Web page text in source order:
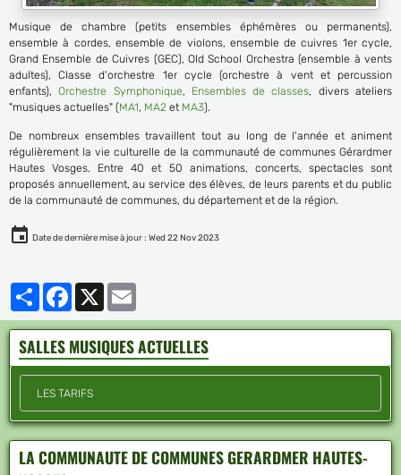
Musique de chambre (petits ensembles éphémères ou permanents),
ensemble à cordes, ensemble de violons, ensemble de cuivres 1er cycle,
Grand Ensemble de Cuivres (GEC), Old School Orchestra (ensemble à vents
adultes), Classe d'orchestre 1er cycle (orchestre à vent et percussion
enfants),Orchestre Symphonique, Ensembles de classes, divers ateliers
"musiques actuelles" (MA1, MA2 et MA3).
De nombreux ensembles travaillent tout au long de l'année et animent
régulièrement la vie culturelle de la communauté de communes Gérardmer
Hautes Vosges. Entre 40 et 50 animations, concerts, spectacles sont
proposés annuellement, au service des élèves, de leurs parents et du public
de la communauté de communes, du département et de la région.
Date de dernière mise à jour : Wed 22 Nov 2023
PartagerFacebook
SALLES MUSIQUES ACTUELLES
LES TARIFS
LA COMMUNAUTE DE COMMUNES GERARDMER HAUTES-